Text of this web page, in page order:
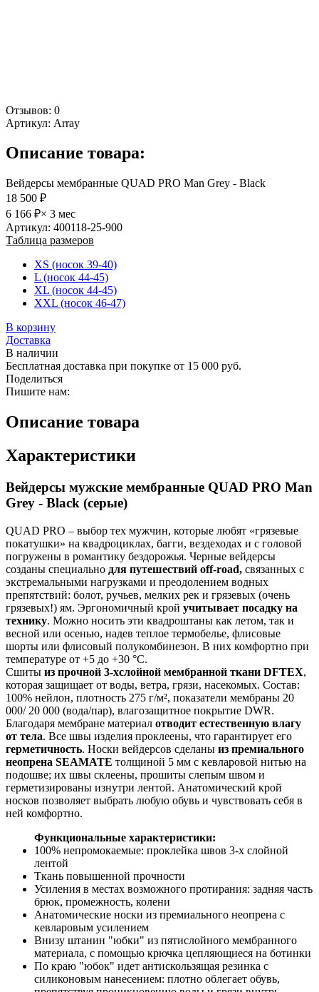
Отзывов: 0
Артикул: Array
Описание товара:
Вейдерсы мембранные QUAD PRO Man Grey - Black
18 500 ₽
6 166 ₽× 3 мес
Артикул: 400118-25-900
Таблица размеров
XS (носок 39-40)
L (носок 44-45)
XL (носок 44-45)
XXL (носок 46-47)
В корзину
Доставка
В наличии
Бесплатная доставка при покупке от 15 000 руб.
Поделиться
Пишите нам:
Описание товара
Характеристики
Вейдерсы мужские мембранные QUAD PRO Man
Grey - Black (серые)
QUAD PRO – выбор тех мужчин, которые любят «грязевые
покатушки» на квадроциклах, багги, вездеходах и с головой
погружены в романтику бездорожья. Черные вейдерсы
созданы специально для путешествий off-road, связанных с
экстремальными нагрузками и преодолением водных
препятствий: болот, ручьев, мелких рек и грязевых (очень
грязевых!) ям. Эргономичный крой учитывает посадку на
технику. Можно носить эти квадроштаны как летом, так и
весной или осенью, надев теплое термобелье, флисовые
шорты или флисовый полукомбинезон. В них комфортно при
температуре от +5 до +30 °С.
Сшиты из прочной 3-хслойной мембранной ткани DFTEX,
которая защищает от воды, ветра, грязи, насекомых. Состав:
100% нейлон, плотность 275 г/м², показатели мембраны 20
000/ 20 000 (вода/пар), влагозащитное покрытие DWR.
Благодаря мембране материал отводит естественную влагу
от тела. Все швы изделия проклеены, что гарантирует его
герметичность. Носки вейдерсов сделаны из премиального
неопрена SEAMATE толщиной 5 мм с кевларовой нитью на
подошве; их швы склеены, прошиты слепым швом и
герметизированы изнутри лентой. Анатомический крой
носков позволяет выбрать любую обувь и чувствовать себя в
ней комфортно.
Функциональные характеристики:
100% непромокаемые: проклейка швов 3-х слойной
лентой
Ткань повышенной прочности
Усиления в местах возможного протирания: задняя часть
брюк, промежность, колени
Анатомические носки из премиального неопрена с
кевларовым усилением
Внизу штанин "юбки" из пятислойного мембранного
материала, с помощью крючка цепляющиеся на ботинки
По краю "юбок" идет антискользящая резинка с
силиконовым нанесением: плотно облегает обувь,